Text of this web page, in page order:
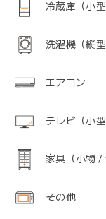
冷蔵庫（小型
洗濯機（縦
エアコン
テレビ（小型
家具（小物 /
その他